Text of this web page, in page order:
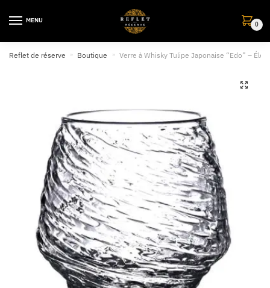
MENU
0
Reflet de réserve » Boutique » Verre à Whisky Tulipe Japonaise “Edo” –
🔍